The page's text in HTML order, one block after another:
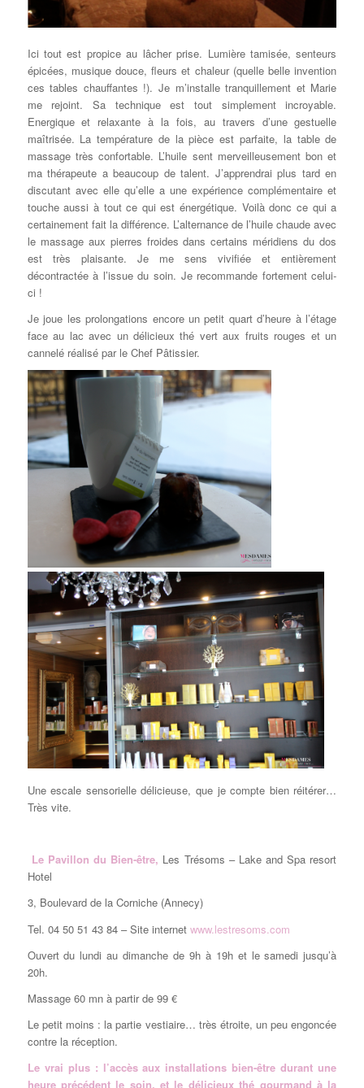
Ici tout est propice au lâcher prise. Lumière tamisée, senteurs
épicées, musique douce, fleurs et chaleur (quelle belle invention
ces tables chauffantes !). Je m’installe tranquillement et Marie
me rejoint. Sa technique est tout simplement incroyable.
Energique et relaxante à la fois, au travers d’une gestuelle
maîtrisée. La température de la pièce est parfaite, la table de
massage très confortable. L’huile sent merveilleusement bon et
ma thérapeute a beaucoup de talent. J’apprendrai plus tard en
discutant avec elle qu’elle a une expérience complémentaire et
touche aussi à tout ce qui est énergétique. Voilà donc ce qui a
certainement fait la différence. L’alternance de l’huile chaude avec
le massage aux pierres froides dans certains méridiens du dos
est très plaisante. Je me sens vivifiée et entièrement
décontractée à l’issue du soin. Je recommande fortement celui-
ci !
Je joue les prolongations encore un petit quart d’heure à l’étage
face au lac avec un délicieux thé vert aux fruits rouges et un
cannelé réalisé par le Chef Pâtissier.
Une escale sensorielle délicieuse, que je compte bien réitérer…
Très vite.
Le Pavillon du Bien-être, Les Trésoms – Lake and Spa resort
Hotel
3, Boulevard de la Corniche (Annecy)
Tel. 04 50 51 43 84 – Site internet www.lestresoms.com
Ouvert du lundi au dimanche de 9h à 19h et le samedi jusqu’à
20h.
Massage 60 mn à partir de 99 €
Le petit moins : la partie vestiaire… très étroite, un peu engoncée
contre la réception.
Le vrai plus : l’accès aux installations bien-être durant une
heure précédent le soin, et le délicieux thé gourmand à la